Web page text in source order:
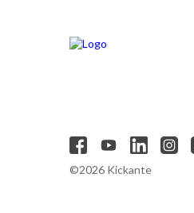
©2026 Kickante